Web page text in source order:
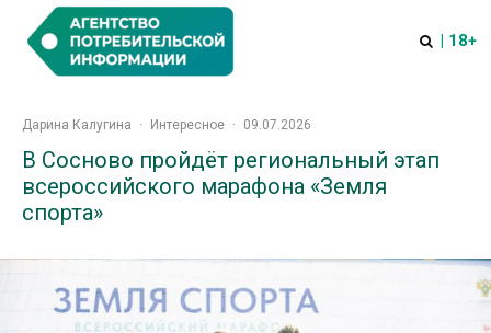
| 18+
Дарина Калугина · Интересное · 09.07.2026
В Сосново пройдёт региональный этап
всероссийского марафона «Земля
спорта»